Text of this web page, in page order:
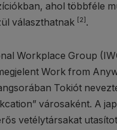
ahol többféle
választhatnak [2] .
Workplace Group
Work from
Tokiót
városaként. A
vetélytársakat